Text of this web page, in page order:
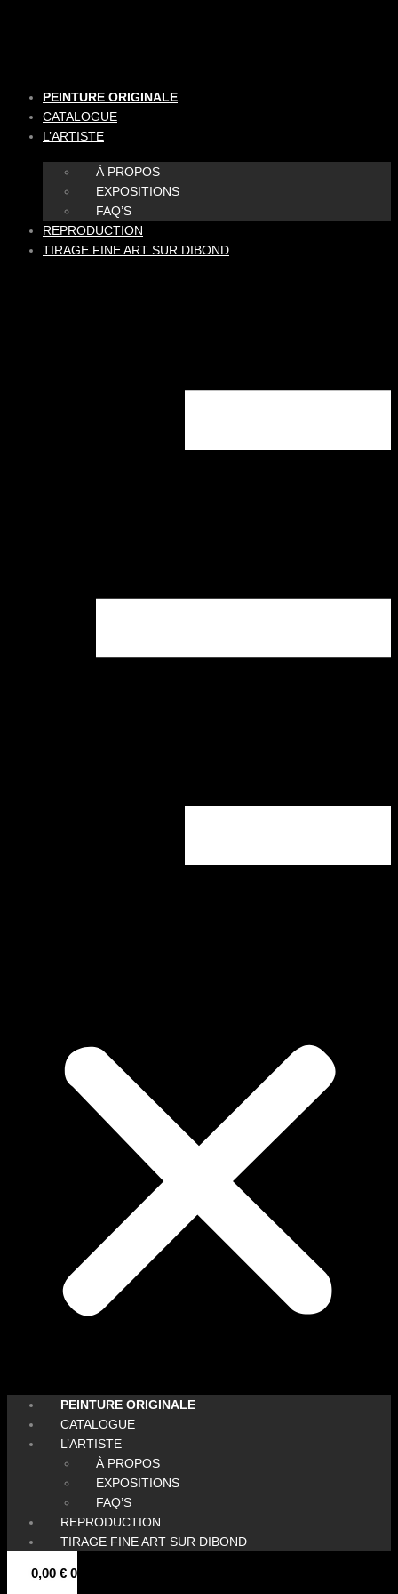
PEINTURE ORIGINALE
CATALOGUE
L’ARTISTE
À PROPOS
EXPOSITIONS
FAQ’S
REPRODUCTION
TIRAGE FINE ART SUR DIBOND
PEINTURE ORIGINALE
CATALOGUE
L’ARTISTE
À PROPOS
EXPOSITIONS
FAQ’S
REPRODUCTION
TIRAGE FINE ART SUR DIBOND
0,00 € 0